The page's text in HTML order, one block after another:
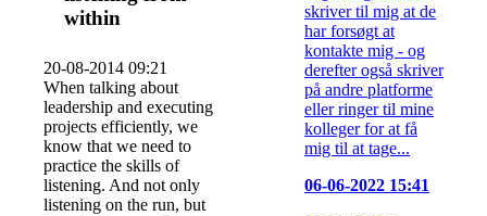
within
20-08-2014 09:21
When talking about
leadership and executing
projects efficiently, we
know that we need to
practice the skills of
listening. And not only
listening on the run, but
skriver til mig at de
har forsøgt at
kontakte mig - og
derefter også skriver
på andre platforme
eller ringer til mine
kolleger for at få
mig til at tage...
06-06-2022 15:41